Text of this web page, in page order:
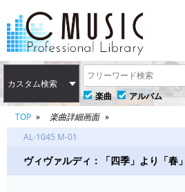
カスタム検索
楽曲
アルバム
TOP
楽曲詳細画面
AL-1045 M-01
ヴィヴァルディ：「四季」より「春」